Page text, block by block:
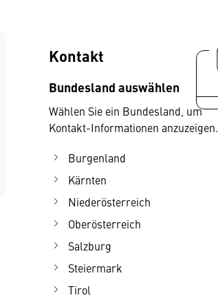
Kontakt
Bundesland auswählen
Wählen Sie ein Bundesland, um
Kontakt-Informationen anzuzeigen.
Burgenland
Kärnten
Niederösterreich
Oberösterreich
Salzburg
Steiermark
Tirol